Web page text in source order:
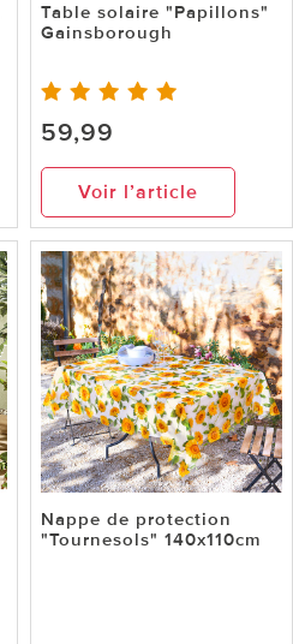
Table solaire "Papillons"
Gainsborough
59,99
Voir l’article
Nappe de protection
"Tournesols" 140x110cm